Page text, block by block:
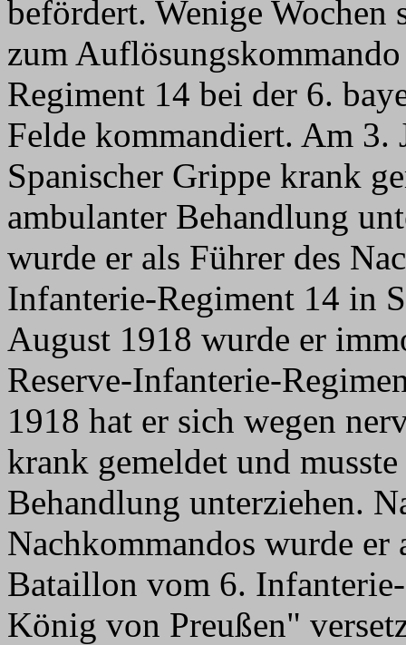
befördert. Wenige Wochen
zum
Regiment 14 bei der 6.
Felde kommandiert. Am 3.
Spanischer Grippe krank
ambulanter Behandlung
wurde er als Führer des
Infanterie-Regiment 14 in
August 1918 wurde er
Reserve-Infanterie-
1918 hat er sich wegen
krank gemeldet und
Behandlung unterziehen.
Nachkommandos wurde
Bataillon vom 6.
König von Preußen"